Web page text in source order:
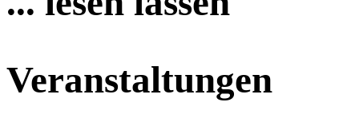
Veranstaltungen